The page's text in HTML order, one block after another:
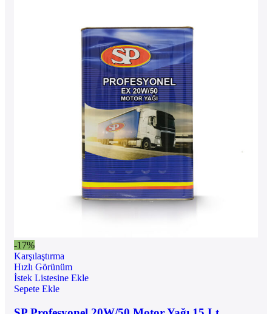
-17%
Karşılaştırma
Hızlı Görünüm
İstek Listesine Ekle
Sepete Ekle